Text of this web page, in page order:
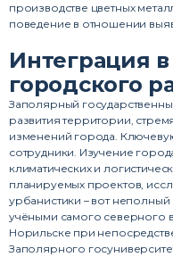
производстве цветных
поведение в отношении
Интеграция
городского
Заполярный
развития территории,
изменений города.
сотрудники. Изучение
климатических и
планируемых проектов,
урбанистики – вот
учёными самого северного
Норильске при
Заполярного